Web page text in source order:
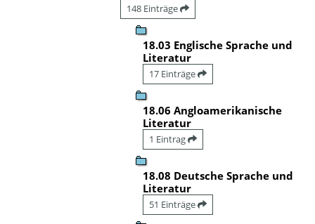
148 Einträge
18.03 Englische Sprache und
Literatur
17 Einträge
18.06 Angloamerikanische
Literatur
1 Eintrag
18.08 Deutsche Sprache und
Literatur
51 Einträge